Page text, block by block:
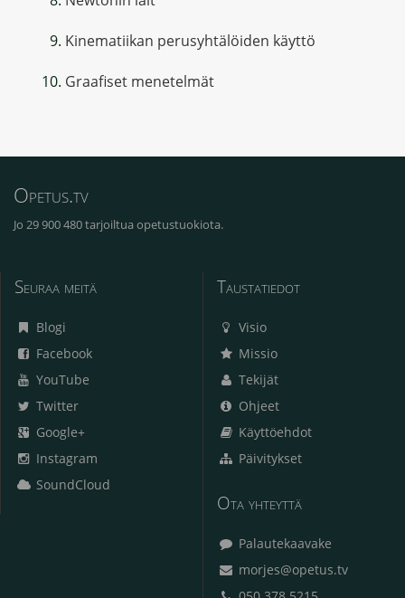
Kinematiikan perusyhtälöiden käyttö
Graafiset menetelmät
Opetus.tv
Jo 29 900 480 tarjoiltua opetustuokiota.
Seuraa meitä
Blogi
Facebook
YouTube
Twitter
Google+
Instagram
SoundCloud
Taustatiedot
Visio
Missio
Tekijät
Ohjeet
Käyttöehdot
Päivitykset
Ota yhteyttä
Palautekaavake
morjes@opetus.tv